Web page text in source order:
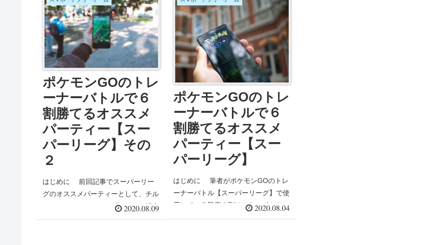
ポケモンGOのトレ
ーナーバトルで６
割勝てるオススメ
パーティー【スー
パーリーグ】その
２
はじめに 前回記事でスーパーリー
グのオススメパーティーとして、チル
タリス、レジスチル、プクリンを紹介
しましたが、プクリンをナマズンに変
2020.08.09
ポケモンGOのトレ
ーナーバトルで６
割勝てるオススメ
パーティー【スー
パーリーグ】
はじめに 筆者がポケモンGOのトレ
ーナーバトル【スーパーリーグ】で使
用している勝率６割はかたいポケモン
のパーティーを紹介します。 ポケモ
2020.08.04